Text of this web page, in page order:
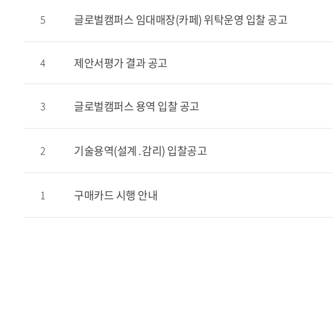
5 글로벌캠퍼스 임대매장(카페) 위탁운영 입찰 공고
4 제안서평가 결과 공고
3 글로벌캠퍼스 용역 입찰 공고
2 기술용역(설계․감리) 입찰공고
1 구매카드 시행 안내